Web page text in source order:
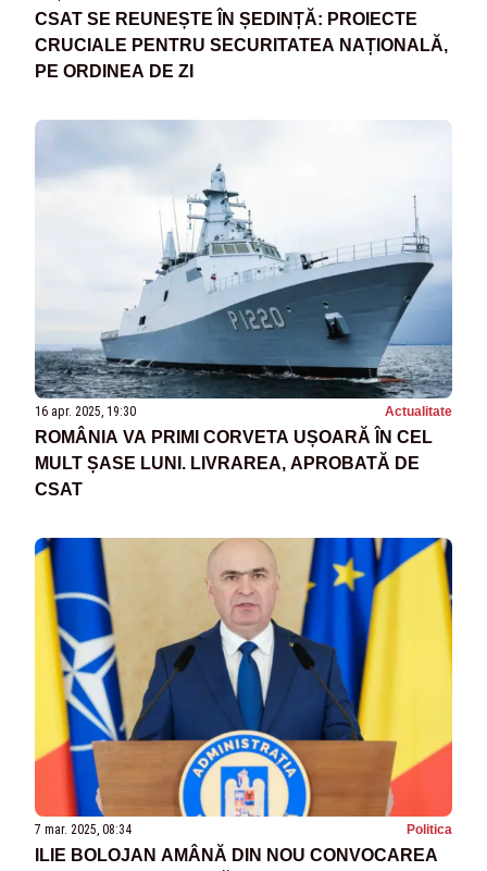
CSAT SE REUNEȘTE ÎN ȘEDINȚĂ: PROIECTE
CRUCIALE PENTRU SECURITATEA NAȚIONALĂ,
PE ORDINEA DE ZI
16 apr. 2025, 19:30 Actualitate
ROMÂNIA VA PRIMI CORVETA UȘOARĂ ÎN CEL
MULT ȘASE LUNI. LIVRAREA, APROBATĂ DE
CSAT
7 mar. 2025, 08:34 Politica
ILIE BOLOJAN AMÂNĂ DIN NOU CONVOCAREA